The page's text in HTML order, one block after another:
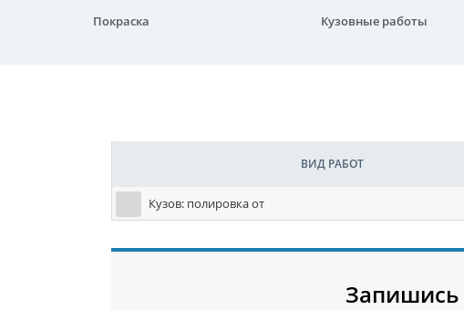
Покраска Кузовные работы
ВИД РАБОТ
Кузов: полировка от